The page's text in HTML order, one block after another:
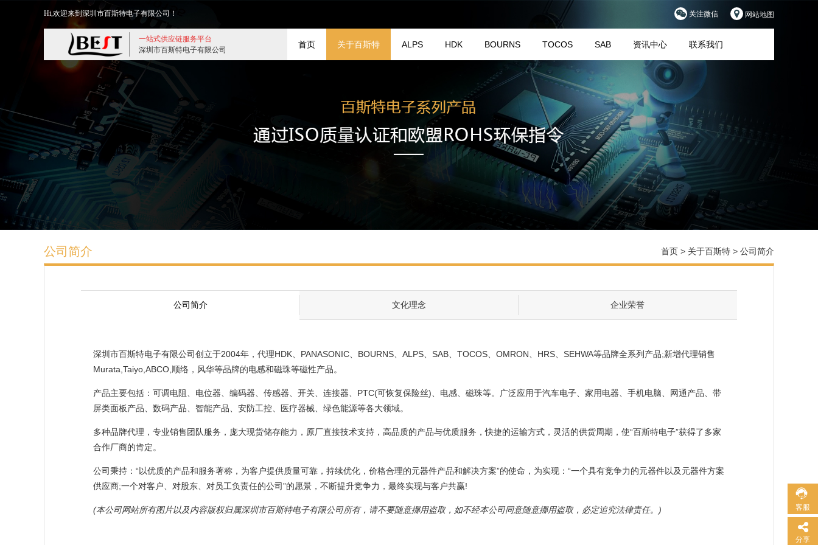
Hi,欢迎来到深圳市百斯特电子有限公司！ 关注微信 网站地图
一站式供应链服务平台
深圳市百斯特电子有限公司
首页 关于百斯特 ALPS HDK BOURNS TOCOS SAB 资讯中心 联系我们
公司简介 首页 > 关于百斯特 > 公司简介
公司简介 文化理念 企业荣誉
深圳市百斯特电子有限公司创立于2004年，代理HDK、PANASONIC、BOURNS、ALPS、SAB、TOCOS、OMRON、HRS、SEHWA等品牌全系列产品;新增代理销售
Murata,Taiyo,ABCO,顺络，风华等品牌的电感和磁珠等磁性产品。
产品主要包括：可调电阻、电位器、编码器、传感器、开关、连接器、PTC(可恢复保险丝)、电感、磁珠等。广泛应用于汽车电子、家用电器、手机电脑、网通产品、带
屏类面板产品、数码产品、智能产品、安防工控、医疗器械、绿色能源等各大领域。
多种品牌代理，专业销售团队服务，庞大现货储存能力，原厂直接技术支持，高品质的产品与优质服务，快捷的运输方式，灵活的供货周期，使“百斯特电子”获得了多家
合作厂商的肯定。
公司秉持：“以优质的产品和服务著称，为客户提供质量可靠，持续优化，价格合理的元器件产品和解决方案”的使命，为实现：“一个具有竞争力的元器件以及元器件方案
供应商;一个对客户、对股东、对员工负责任的公司”的愿景，不断提升竞争力，最终实现与客户共赢!
(本公司网站所有图片以及内容版权归属深圳市百斯特电子有限公司所有，请不要随意挪用盗取，如不经本公司同意随意挪用盗取，必定追究法律责任。) 客服
分享